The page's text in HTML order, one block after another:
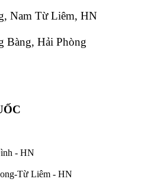
Nam Từ Liêm, HN
Hải Phòng
- HN
Từ Liêm - HN